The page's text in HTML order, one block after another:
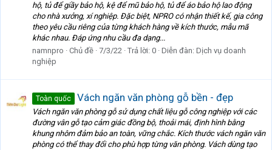
hộ, tủ để giầy bảo hộ, kệ để mũ bảo hộ, tủ để áo bảo hộ lao động
cho nhà xưởng, xí nghiệp. Đặc biệt, NPRO có nhận thiết kế, gia công
theo yêu cầu riêng của từng khách hàng về kích thước, mẫu mã
khác nhau. Đáp ứng nhu cầu đa dạng...
namnpro
Chủ đề 7/3/22 Trả lời: 0 Diễn đàn: Dịch vụ doanh
nghiệp
Toàn quốc Vách ngăn văn phòng gỗ bền - đẹp
Vách ngăn văn phòng gỗ sử dụng chất liệu gỗ công nghiệp với các
đường vân gỗ tạo cảm giác đồng bộ, thoải mái, định hình bằng
khung nhôm đảm bảo an toàn, vững chắc. Kích thước vách ngăn văn
phòng có thể thay đổi cho phù hợp từng văn phòng. Vách dùng tạo